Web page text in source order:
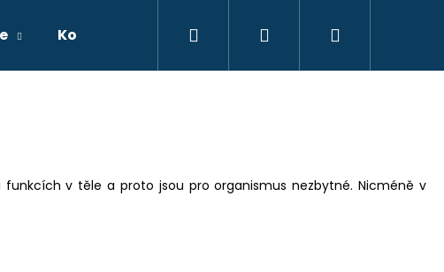
Kontakty Značky Přihlášení
v těle a proto jsou pro organismus nezbytné. Nicméně v